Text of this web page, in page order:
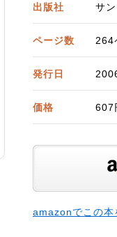
出版社 サ
ページ数 264
発行日
価格 607
amazonでこの